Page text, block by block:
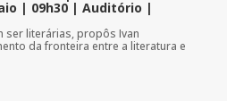
| 09h30 | Auditório |
ser literárias, propôs Ivan
da fronteira entre a literatura e